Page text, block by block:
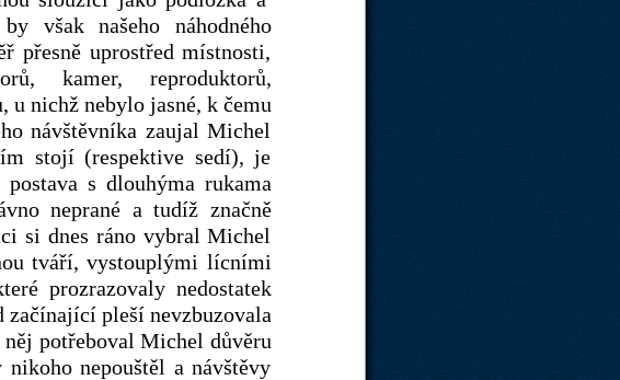
však našeho náhodného
přesně uprostřed místnosti,
kamer, reproduktorů,
u nichž nebylo jasné, k čemu
návštěvníka zaujal Michel
stojí (respektive sedí), je
s dlouhýma rukama
neprané a tudíž značně
si dnes ráno vybral Michel
tváří, vystouplými lícními
prozrazovaly nedostatek
začínající pleší nevzbuzovala
potřeboval Michel důvěru
nepouštěl a návštěvy